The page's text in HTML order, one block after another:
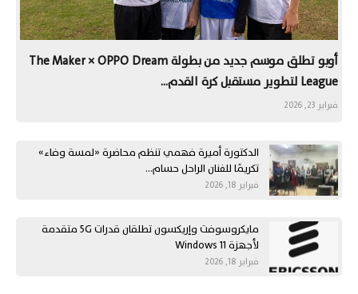
أوبو تطلق موسم جديد من بطولة The Maker × OPPO Dream
League لتطوير مستقبل كرة القدم…
فبراير 23, 2026
الدكتورة أميرة فهمي تنظم محاضرة «لمسة وفاء»
تكريمًا للفنان الراحل حسام…
فبراير 18, 2026
مايكروسوفت وإريكسون تطلقان قدرات 5G متقدمة
لأجهزة Windows 11
فبراير 18, 2026